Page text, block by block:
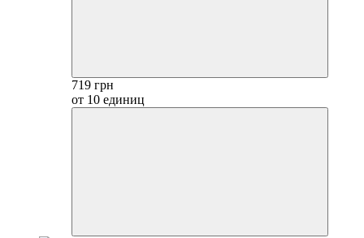
719 грн
от 10 единиц